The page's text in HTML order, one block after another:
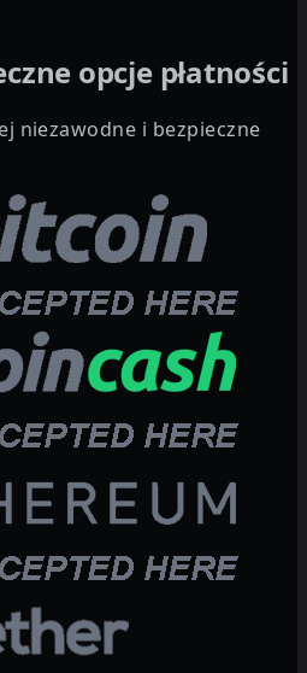
opcje płatności
niezawodne i bezpieczne